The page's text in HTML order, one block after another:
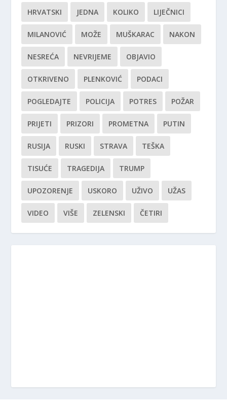
HRVATSKI JEDNA KOLIKO LIJEČNICI
MILANOVIĆ MOŽE MUŠKARAC NAKON
NESREĆA NEVRIJEME OBJAVIO
OTKRIVENO PLENKOVIĆ PODACI
POGLEDAJTE POLICIJA POTRES POŽAR
PRIJETI PRIZORI PROMETNA PUTIN
RUSIJA RUSKI STRAVA TEŠKA
TISUĆE TRAGEDIJA TRUMP
UPOZORENJE USKORO UŽIVO UŽAS
VIDEO VIŠE ZELENSKI ČETIRI